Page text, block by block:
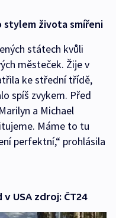
stylem života smířeni
státech kvůli
městeček. Žije v
ke střední třídě,
spíš zvykem. Před
a Michael
Máme to tu
perfektní,“ prohlásila
USA zdroj: ČT24